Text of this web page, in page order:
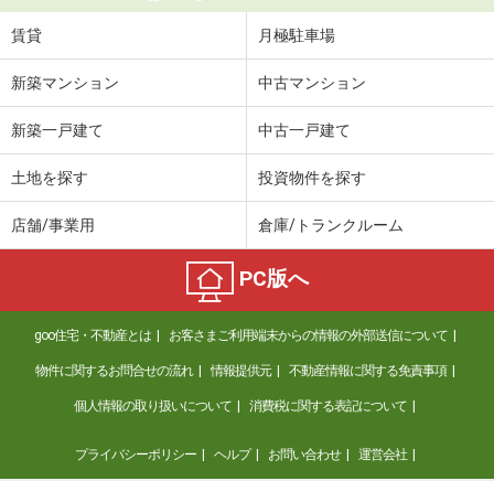
賃貸 月極駐車場
新築マンション 中古マンション
新築一戸建て 中古一戸建て
土地を探す 投資物件を探す
店舗/事業用 倉庫/トランクルーム
PC版へ
goo住宅・不動産とは お客さまご利用端末からの情報の外部送信について
物件に関するお問合せの流れ 情報提供元 不動産情報に関する免責事項
個人情報の取り扱いについて 消費税に関する表記について
プライバシーポリシー ヘルプ お問い合わせ 運営会社